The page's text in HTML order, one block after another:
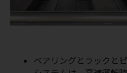
ベアリングとラックと